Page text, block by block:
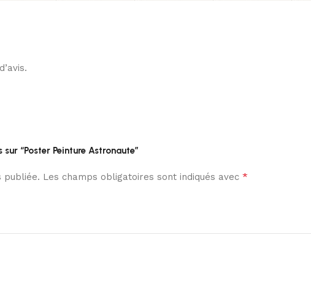
“Poster Peinture Astronaute”
publiée. Les champs obligatoires sont indiqués avec *